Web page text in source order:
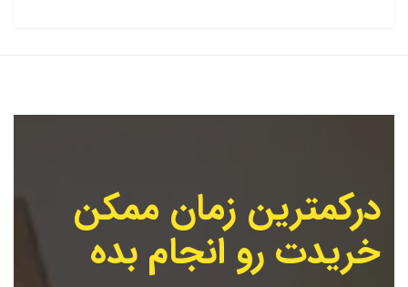
درکمترین زمان ممکن
خریدت رو انجام بده